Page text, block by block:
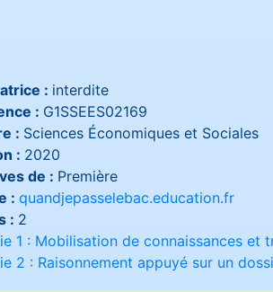
: interdite
: G1SSEES02169
: Sciences Économiques et Sociales
: 2020
de : Première
: quandjepasselebac.education.fr
: 2
1 : Mobilisation de connaissances et
2 : Raisonnement appuyé sur un